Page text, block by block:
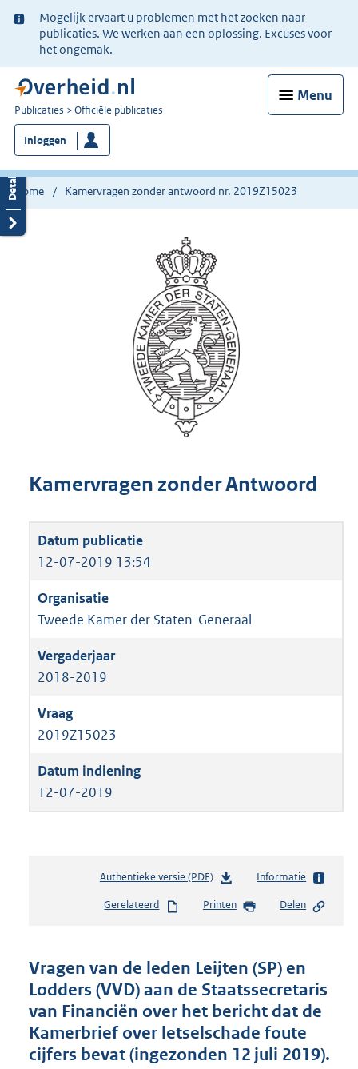
Ter
informatie:
Mogelijk ervaart u problemen met het zoeken naar
publicaties. We werken aan een oplossing. Excuses voor
het ongemak.
Menu
U
bent
nu
hier:
Publicaties Officiële publicaties
Inloggen
Home Kamervragen zonder antwoord nr. 2019Z15023
Kamervragen zonder Antwoord
12-07-2019 13:54
Tweede Kamer der Staten-Generaal
2018-2019
2019Z15023
12-07-2019
Authentieke versie (PDF)b
s
n
d
s
g
r
o
Informatie
Gerelateerd Printen Delen
Vragen van de leden Leijten (SP) en
Lodders (VVD) aan de Staatssecretaris
van Financiën over het bericht dat de
Kamerbrief over letselschade foute
cijfers bevat (ingezonden 12 juli 2019).